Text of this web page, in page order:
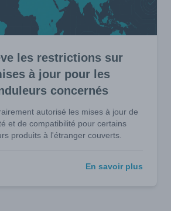
les restrictions sur
à jour pour les
concernés
autorisé les mises à jour de
et de compatibilité pour certains
produits à l'étranger couverts.
En savoir plus